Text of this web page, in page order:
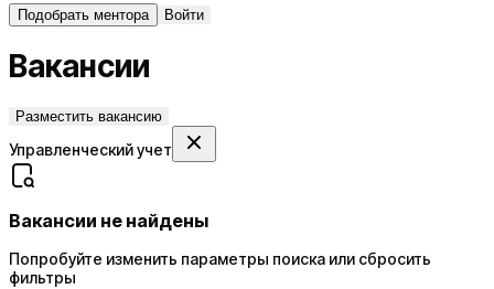
Подобрать ментора Войти
Вакансии
Разместить вакансию
Управленческий учет
Вакансии не найдены
Попробуйте изменить параметры поиска или сбросить
фильтры